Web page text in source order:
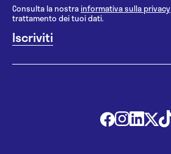
Consulta la nostrainformativa sulla privacy
trattamento dei tuoi dati.